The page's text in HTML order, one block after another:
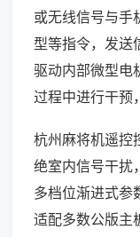
或无线信号与手
型等指令，发送
驱动内部微型电
过程中进行干预
杭州麻将机遥控
绝室内信号干扰
多档位渐进式参
适配多数公版主